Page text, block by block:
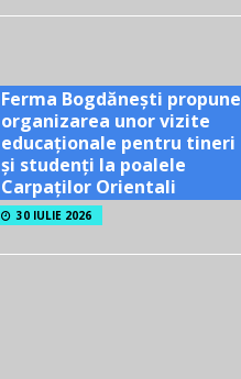
Ferma Bogdănești propune
organizarea unor vizite
educaționale pentru tineri
și studenți la poalele
Carpaților Orientali
30 IULIE 2026